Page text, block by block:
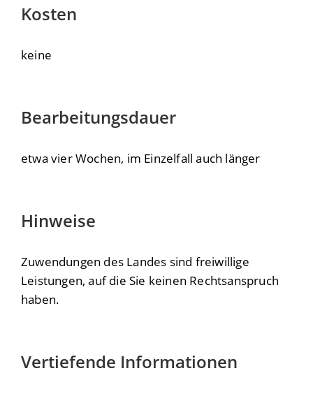
Kosten
keine
Bearbeitungsdauer
etwa vier Wochen, im Einzelfall auch länger
Hinweise
Zuwendungen des Landes sind freiwillige
Leistungen, auf die Sie keinen Rechtsanspruch
haben.
Vertiefende Informationen